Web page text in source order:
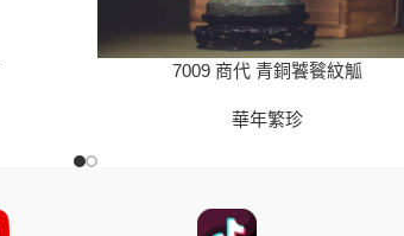
7009 商代 青銅饕餮紋觚
華年繁珍